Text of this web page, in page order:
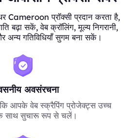
Cameroon प्रॉक्सी प्रदान करता है,
बढ़ा सकें, वेब क्रॉलिंग, मूल्य निगरानी,
अन्य गतिविधियाँ सुगम बना सकें।
अवसंरचना
आपके वेब स्क्रैपिंग प्रोजेक्ट्स उच्च
साथ सुचारू रूप से चलें।